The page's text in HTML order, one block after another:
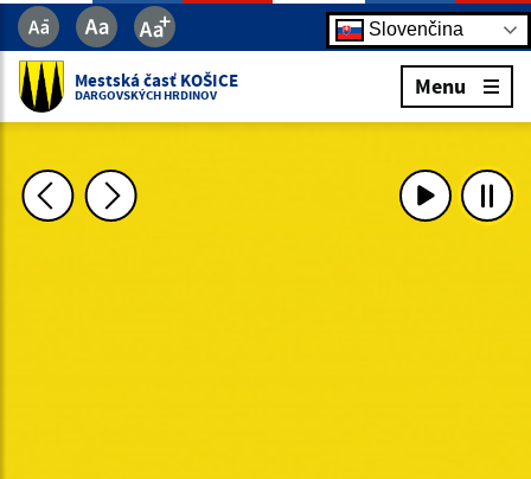
Slovenčina
Mestská časť KOŠICE
DARGOVSKÝCH HRDINOV Menu